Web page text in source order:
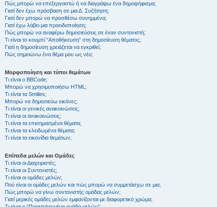
Πώς μπορώ να επεξεργαστώ ή να διαγράψω ένα δημοψήφισμα;
Γιατί δεν έχω πρόσβαση σε μια Δ. Συζήτηση;
Γιατί δεν μπορώ να προσθέσω συνημμένα;
Γιατί έχω λάβει μια προειδοποίηση;
Πώς μπορώ να αναφέρω δημοσιεύσεις σε έναν συντονιστή;
Τι είναι το κουμπί “Αποθήκευση” στη δημοσίευση θέματος;
Γιατί η δημοσίευση χρειάζεται να εγκριθεί;
Πώς σημειώνω ένα θέμα μου ως νέο;
Μορφοποίηση και τύποι θεμάτων
Τι είναι ο BBCode;
Μπορώ να χρησιμοποιήσω HTML;
Τι είναι τα Smilies;
Μπορώ να δημοσιεύω εικόνες;
Τι είναι οι γενικές ανακοινώσεις;
Τι είναι οι ανακοινώσεις;
Τι είναι τα επισημασμένα θέματα;
Τι είναι τα κλειδωμένα θέματα;
Τι είναι τα εικονίδια θεμάτων;
Επίπεδα μελών και Ομάδες
Τι είναι οι Διαχειριστές;
Τι είναι οι Συντονιστές;
Τι είναι οι ομάδες μελών;
Πού είναι οι ομάδες μελών και πώς μπορώ να συμμετάσχω σε μια;
Πώς μπορώ να γίνω συντονιστής ομάδας μελών;
Γιατί μερικές ομάδες μελών εμφανίζονται με διαφορετικό χρώμα;